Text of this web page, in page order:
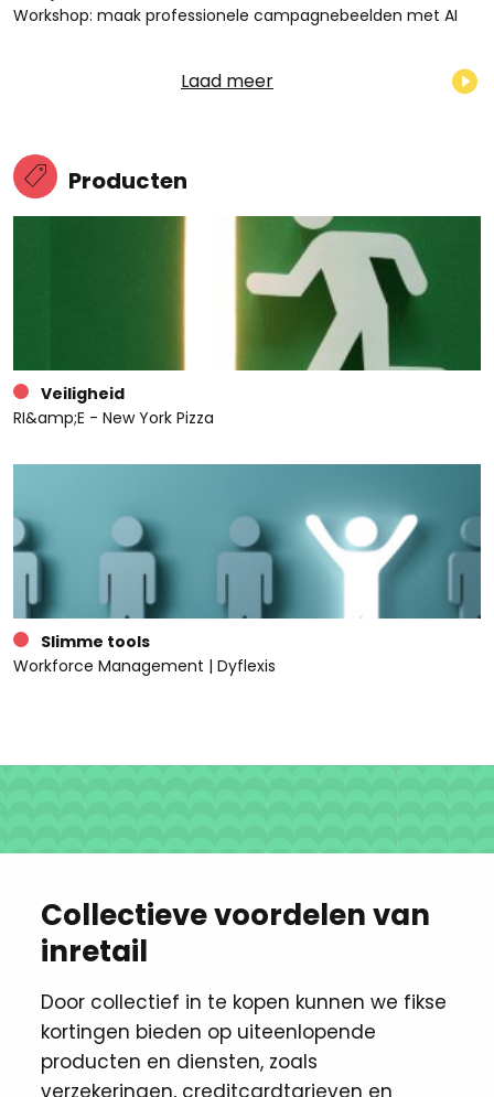
Workshop: maak professionele campagnebeelden met AI
Laad meer
Producten
Veiligheid
RI&amp;E - New York Pizza
Slimme tools
Workforce Management | Dyflexis
Collectieve voordelen van
inretail
Door collectief in te kopen kunnen we fikse
kortingen ​bieden op uiteenlopende
producten en diensten, zoals
verzekeringen, creditcardtarieven en